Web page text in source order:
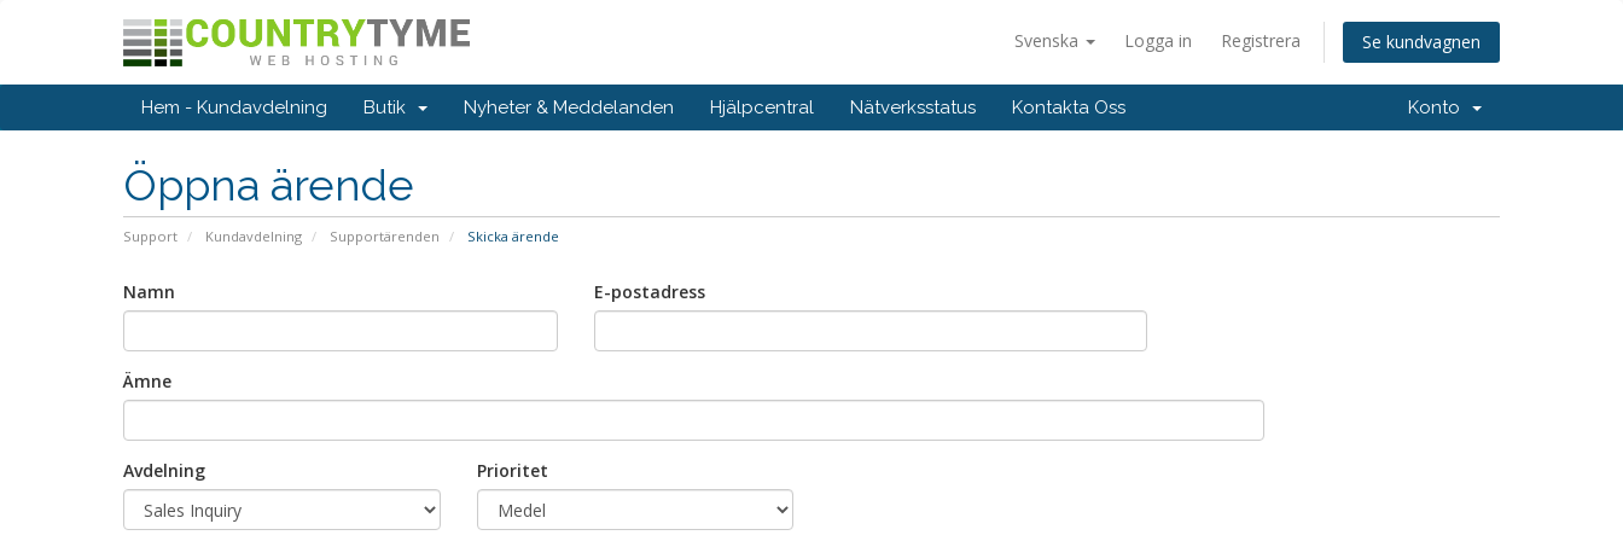
Svenska Logga in Registrera Se kundvagnen
Hem - Kundavdelning Butik Nyheter & Meddelanden Hjälpcentral Nätverksstatus Kontakta Oss Konto
Öppna ärende
Support Kundavdelning Supportärenden Skicka ärende
Namn E-postadress
Ämne
Avdelning Prioritet